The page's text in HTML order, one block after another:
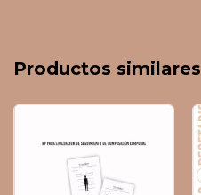
Productos similares